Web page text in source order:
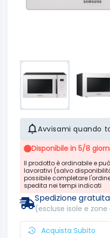
Avvisami quando
Disponibile in 5/8
Il prodotto è ordinabile e
lavorativi (salvo
possibile completare
spedita nei tempi indicati
Spedizione gratuita
(escluse isole e
Acquista Subito